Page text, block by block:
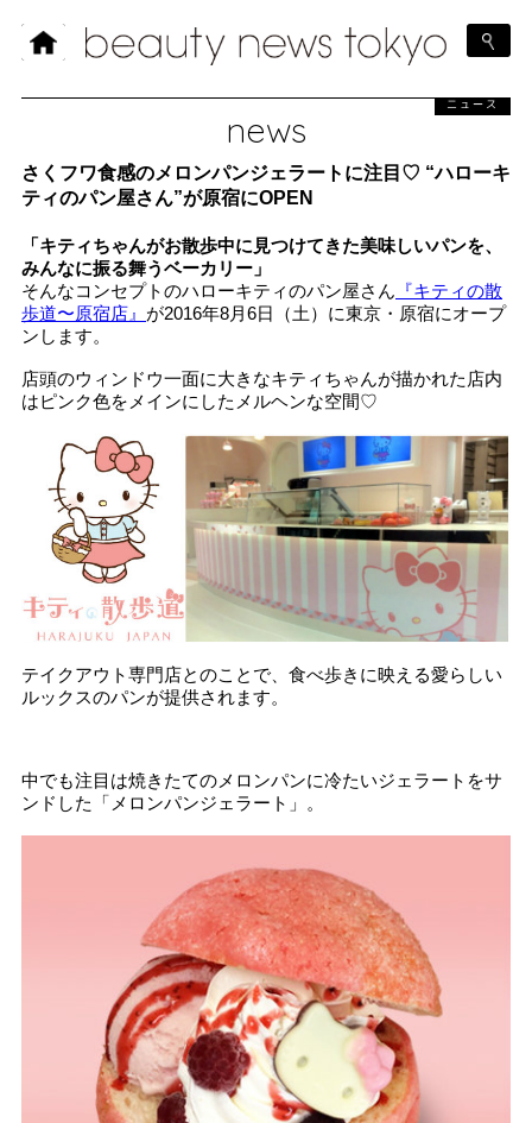
news
ニュース
さくフワ食感のメロンパンジェラートに注目♡ “ハローキ
ティのパン屋さん”が原宿にOPEN
「キティちゃんがお散歩中に見つけてきた美味しいパンを、
みんなに振る舞うベーカリー」
そんなコンセプトのハローキティのパン屋さん 『キティの散
歩道〜原宿店』 が2016年8月6日（土）に東京・原宿にオープ
ンします。
店頭のウィンドウ一面に大きなキティちゃんが描かれた店内
はピンク色をメインにしたメルヘンな空間♡
テイクアウト専門店とのことで、食べ歩きに映える愛らしい
ルックスのパンが提供されます。
中でも注目は焼きたてのメロンパンに冷たいジェラートをサ
ンドした「メロンパンジェラート」。